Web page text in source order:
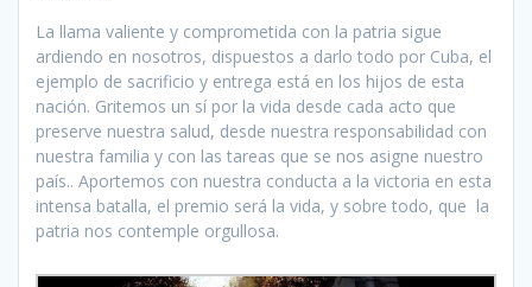
La llama valiente y comprometida con la patria sigue
ardiendo en nosotros, dispuestos a darlo todo por Cuba, el
ejemplo de sacrificio y entrega está en los hijos de esta
nación. Gritemos un sí por la vida desde cada acto que
preserve nuestra salud, desde nuestra responsabilidad con
nuestra familia y con las tareas que se nos asigne nuestro
país.. Aportemos con nuestra conducta a la victoria en esta
intensa batalla, el premio será la vida, y sobre todo, que la
patria nos contemple orgullosa.